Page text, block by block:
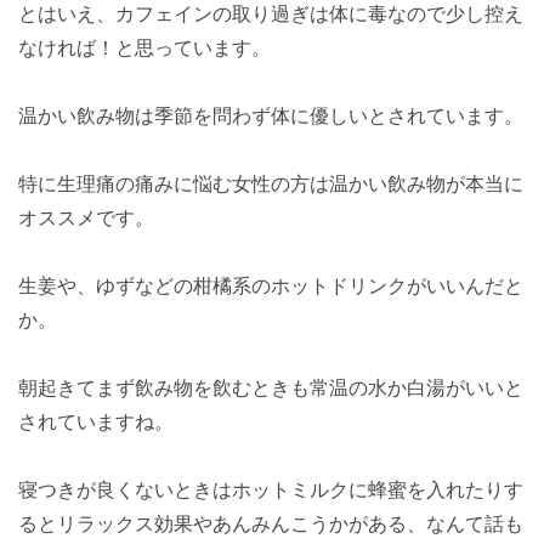
とはいえ、カフェインの取り過ぎは体に毒なので少し控え
なければ！と思っています。
温かい飲み物は季節を問わず体に優しいとされています。
特に生理痛の痛みに悩む女性の方は温かい飲み物が本当に
オススメです。
生姜や、ゆずなどの柑橘系のホットドリンクがいいんだと
か。
朝起きてまず飲み物を飲むときも常温の水か白湯がいいと
されていますね。
寝つきが良くないときはホットミルクに蜂蜜を入れたりす
るとリラックス効果やあんみんこうかがある、なんて話も